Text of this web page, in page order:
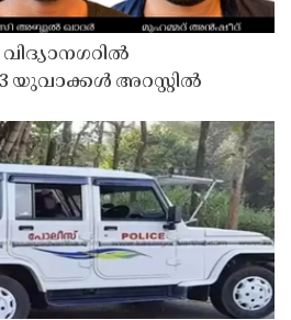
യുവാക്കൾ അറസ്റ്റിൽ